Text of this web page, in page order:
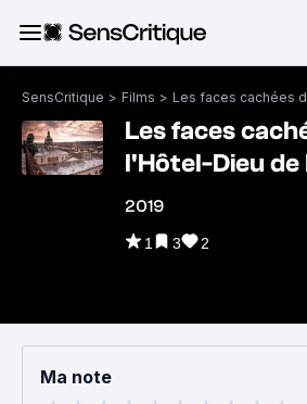
SensCritique > Films >
Les faces
l'Hôtel-Dieu de
2019
1 3 2
Ma note